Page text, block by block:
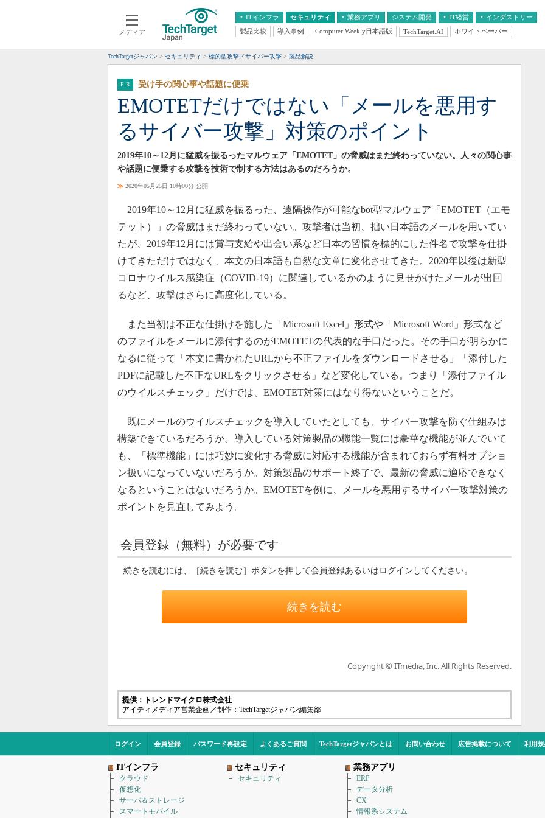
メディア
ITインフラ
クラウド
スマートモバイル
ネットワーク
システム運用管理
セキュリティ 業務アプリ
エンタープライズAI
ERP
CX
情報系システム
システム開発 IT経営
経営とIT
インダストリー
医療IT
製品比較 導入事例 Computer Weekly日本語版 TechTarget.AI ホワイトペーパー
TechTargetジャパン セキュリティ 標的型攻撃／サイバー攻撃 製品解説
EMOTETだけではない「メールを悪用す
るサイバー攻撃」対策のポイント
受け手の関心事や話題に便乗
2019年10～12月に猛威を振るったマルウェア「EMOTET」の脅威はまだ終わっていない。人々の関心事
や話題に便乗する攻撃を技術で制する方法はあるのだろうか。
≫ 2020年05月25日 10時00分 公開
2019年10～12月に猛威を振るった、遠隔操作が可能なbot型マルウェア「EMOTET（エモ
テット）」の脅威はまだ終わっていない。攻撃者は当初、拙い日本語のメールを用いてい
たが、2019年12月には賞与支給や出会い系など日本の習慣を標的にした件名で攻撃を仕掛
けてきただけではなく、本文の日本語も自然な文章に変化させてきた。2020年以後は新型
コロナウイルス感染症（COVID-19）に関連しているかのように見せかけたメールが出回
るなど、攻撃はさらに高度化している。
また当初は不正な仕掛けを施した「Microsoft Excel」形式や「Microsoft Word」形式など
のファイルをメールに添付するのがEMOTETの代表的な手口だった。その手口が明らかに
なるに従って「本文に書かれたURLから不正ファイルをダウンロードさせる」「添付した
PDFに記載した不正なURLをクリックさせる」など変化している。つまり「添付ファイル
のウイルスチェック」だけでは、EMOTET対策にはなり得ないということだ。
既にメールのウイルスチェックを導入していたとしても、サイバー攻撃を防ぐ仕組みは
構築できているだろうか。導入している対策製品の機能一覧には豪華な機能が並んでいて
も、「標準機能」には巧妙に変化する脅威に対応する機能が含まれておらず有料オプショ
ン扱いになっていないだろうか。対策製品のサポート終了で、最新の脅威に適応できなく
なるということはないだろうか。EMOTETを例に、メールを悪用するサイバー攻撃対策の
ポイントを見直してみよう。
会員登録（無料）が必要です
続きを読むには、［続きを読む］ボタンを押して会員登録あるいはログインしてください。
続きを読む
Copyright © ITmedia, Inc. All Rights Reserved.
提供：トレンドマイクロ株式会社
アイティメディア営業企画／制作：TechTargetジャパン編集部
ログイン 会員登録 パスワード再設定 よくあるご質問 TechTargetジャパンとは お問い合わせ 広告掲載について 利用
ITインフラ
クラウド
仮想化
サーバ＆ストレージ
スマートモバイル
セキュリティ
セキュリティ
業務アプリ
ERP
データ分析
CX
情報系システム